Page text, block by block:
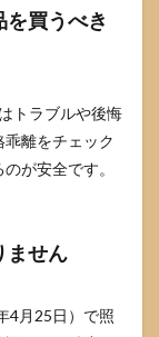
買うべき
トラブルや後悔
離をチェック
が安全です。
ません
4月25日）で照